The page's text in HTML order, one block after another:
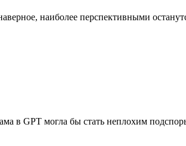
наиболее перспективными
в GPT могла бы стать неплохим